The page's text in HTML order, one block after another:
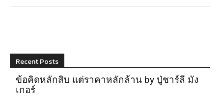
Recent Posts
ข้อคิดหลักสิบ แต่ราคาหลักล้าน by ปู่ชาร์ลี มัง
เกอร์